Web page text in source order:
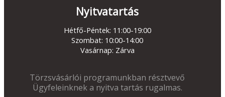
Nyitvatartás
Hétfő-Péntek: 11:00-19:00
Szombat: 10:00-14:00
Vasárnap: Zárva
Törzsvásárlói programunkban résztvevő
Ügyfeleinknek a nyitva tartás rugalmas.